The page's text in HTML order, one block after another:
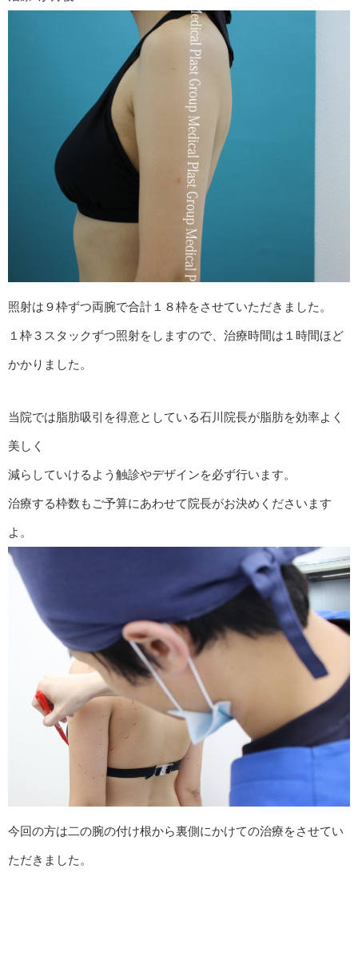
照射は９枠ずつ両腕で合計１８枠をさせていただきました。
１枠３スタックずつ照射をしますので、治療時間は１時間ほど
かかりました。
当院では脂肪吸引を得意としている石川院長が脂肪を効率よく
美しく
減らしていけるよう触診やデザインを必ず行います。
治療する枠数もご予算にあわせて院長がお決めくださいます
よ。
今回の方は二の腕の付け根から裏側にかけての治療をさせてい
ただきました。